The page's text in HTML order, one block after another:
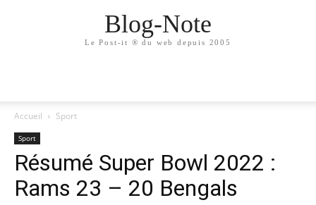
Blog-Note
Le Post-it ® du web depuis 2005
Accueil Sport
Sport
Résumé Super Bowl 2022 :
Rams 23 – 20 Bengals